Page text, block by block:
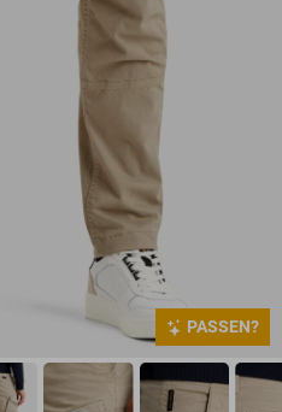
PASSEN?